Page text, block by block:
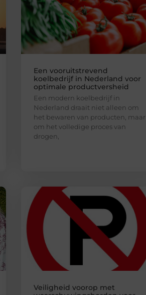
Een vooruitstrevend
koelbedrijf in Nederland voor
optimale productversheid
Een modern koelbedrijf in
Nederland draait niet alleen om
het bewaren van producten, maar
om het volledige proces van
drogen,
Veiligheid voorop met